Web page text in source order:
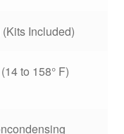
Included)
to 158° F)